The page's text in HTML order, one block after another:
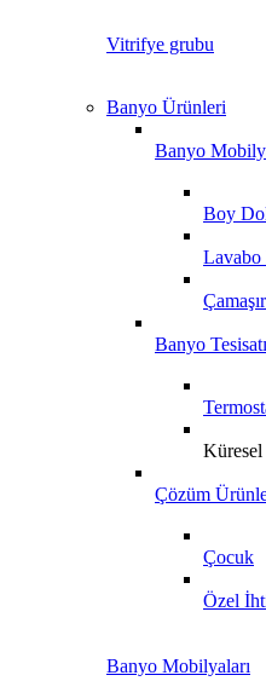
Vitrifye grubu
Banyo Ürünleri
Banyo
Boy
Lavabo
Banyo Tesisatı
Çözüm
Çocuk
Özel
Banyo Mobilyaları